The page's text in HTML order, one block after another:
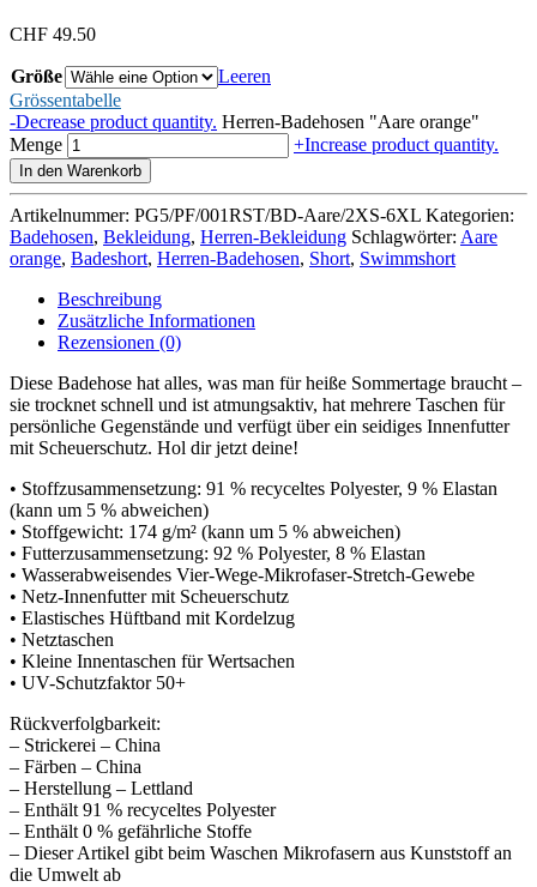
CHF 49.50
Größe
Leeren
Grössentabelle
-Decrease product quantity. Herren-Badehosen "Aare orange"
Menge
+Increase product quantity.
In den Warenkorb
Artikelnummer: PG5/PF/001RST/BD-Aare/2XS-6XL Kategorien:
Badehosen, Bekleidung, Herren-Bekleidung Schlagwörter: Aare
orange, Badeshort, Herren-Badehosen, Short, Swimmshort
Beschreibung
Zusätzliche Informationen
Rezensionen (0)
Diese Badehose hat alles, was man für heiße Sommertage braucht –
sie trocknet schnell und ist atmungsaktiv, hat mehrere Taschen für
persönliche Gegenstände und verfügt über ein seidiges Innenfutter
mit Scheuerschutz. Hol dir jetzt deine!
• Stoffzusammensetzung: 91 % recyceltes Polyester, 9 % Elastan
(kann um 5 % abweichen)
• Stoffgewicht: 174 g/m² (kann um 5 % abweichen)
• Futterzusammensetzung: 92 % Polyester, 8 % Elastan
• Wasserabweisendes Vier-Wege-Mikrofaser-Stretch-Gewebe
• Netz-Innenfutter mit Scheuerschutz
• Elastisches Hüftband mit Kordelzug
• Netztaschen
• Kleine Innentaschen für Wertsachen
• UV-Schutzfaktor 50+
Rückverfolgbarkeit:
– Strickerei – China
– Färben – China
– Herstellung – Lettland
– Enthält 91 % recyceltes Polyester
– Enthält 0 % gefährliche Stoffe
– Dieser Artikel gibt beim Waschen Mikrofasern aus Kunststoff an
die Umwelt ab